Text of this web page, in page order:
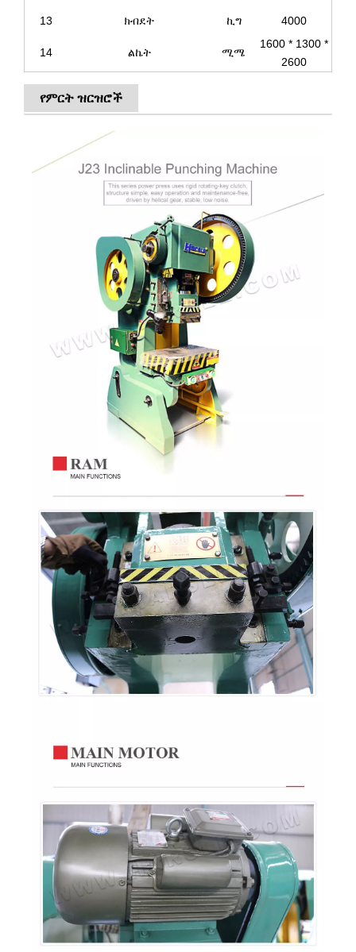
13 ክብደት ኪግ 4000
14 ልኬት ሚሜ
1600 * 1300 *
2600
የምርት ዝርዝሮች